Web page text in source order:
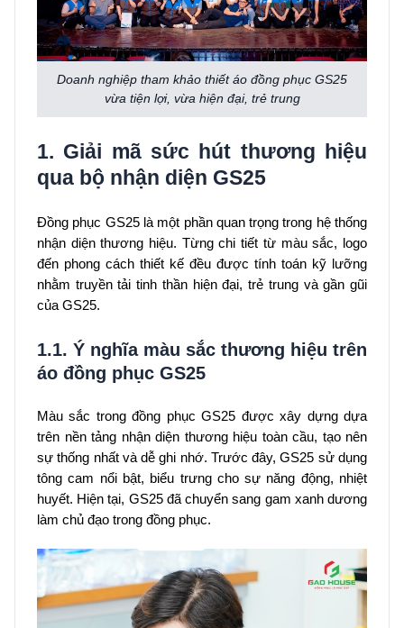
Doanh nghiệp tham khảo thiết áo đồng phục GS25
vừa tiện lợi, vừa hiện đại, trẻ trung
1. Giải mã sức hút thương hiệu
qua bộ nhận diện GS25
Đồng phục GS25 là một phần quan trọng trong hệ thống
nhận diện thương hiệu. Từng chi tiết từ màu sắc, logo
đến phong cách thiết kế đều được tính toán kỹ lưỡng
nhằm truyền tải tinh thần hiện đại, trẻ trung và gần gũi
của GS25.
1.1. Ý nghĩa màu sắc thương hiệu trên
áo đồng phục GS25
Màu sắc trong đồng phục GS25 được xây dựng dựa
trên nền tảng nhận diện thương hiệu toàn cầu, tạo nên
sự thống nhất và dễ ghi nhớ. Trước đây, GS25 sử dụng
tông cam nổi bật, biểu trưng cho sự năng động, nhiệt
huyết. Hiện tại, GS25 đã chuyển sang gam xanh dương
làm chủ đạo trong đồng phục.